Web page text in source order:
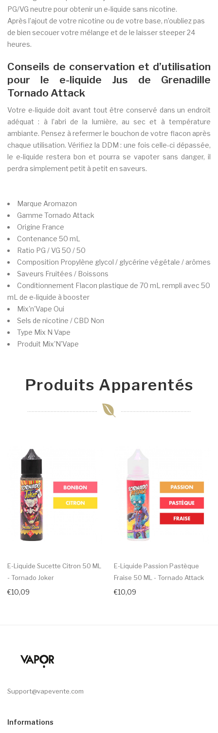
PG/VG neutre pour obtenir un e-liquide sans nicotine.
Après l’ajout de votre nicotine ou de votre base, n’oubliez pas
de bien secouer votre mélange et de le laisser steeper 24
heures.
Conseils de conservation et d’utilisation
pour le e-liquide Jus de Grenadille
Tornado Attack
Votre e-liquide doit avant tout être conservé dans un endroit
adéquat : à l’abri de la lumière, au sec et à température
ambiante. Pensez à refermer le bouchon de votre flacon après
chaque utilisation. Vérifiez la DDM : une fois celle-ci dépassée,
le e-liquide restera bon et pourra se vapoter sans danger, il
perdra simplement petit à petit en saveurs.
Marque Aromazon
Gamme Tornado Attack
Origine France
Contenance 50 mL
Ratio PG / VG 50 / 50
Composition Propylène glycol / glycérine végétale / arômes
Saveurs Fruitées / Boissons
Conditionnement Flacon plastique de 70 mL rempli avec 50
mL de e-liquide à booster
Mix'n'Vape Oui
Sels de nicotine / CBD Non
Type Mix N Vape
Produit Mix'N'Vape
Produits Apparentés
E-Liquide Sucette Citron 50 ML
- Tornado Joker
€10,09
E-Liquide Passion Pastèque
Fraise 50 ML - Tornado Attack
€10,09
Support@vapevente.com
Informations